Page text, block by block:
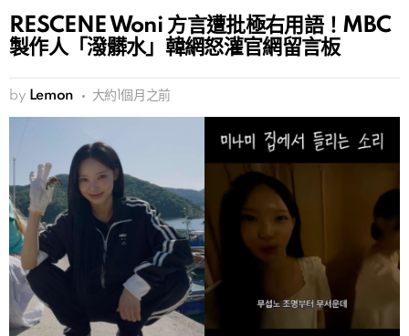
RESCENE Woni 方言遭批極右用語！MBC
製作人「潑髒水」韓網怒灌官網留言板
by Lemon 大約1個月之前